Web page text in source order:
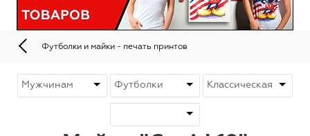
Футболки и майки - печать принтов